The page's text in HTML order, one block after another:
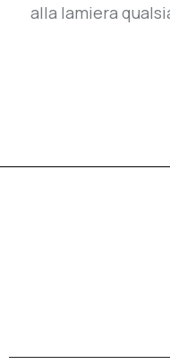
alla lamiera